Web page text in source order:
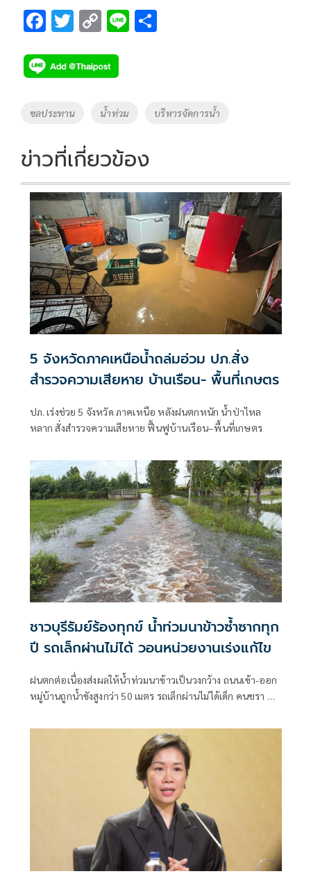
F
e
b
o
k
T
tt
er
C
p
y
Li
k
Li
Tags
ชลประทาน น้ำท่วม บริหารจัดการน้ำ
ข่าวที่เกี่ยวข้อง
5 จังหวัดภาคเหนือน้ำถล่มอ่วม ปภ.สั่ง
สำรวจความเสียหาย บ้านเรือน- พื้นที่เกษตร
ปภ. เร่งช่วย 5 จังหวัด ภาคเหนือ หลังฝนตกหนัก น้ำป่าไหล
หลาก สั่งสำรวจความเสียหาย ฟื้นฟูบ้านเรือน–พื้นที่เกษตร
ชาวบุรีรัมย์ร้องทุกข์ น้ำท่วมนาข้าวซ้ำซากทุก
ปี รถเล็กผ่านไม่ได้ วอนหน่วยงานเร่งแก้ไข
ฝนตกต่อเนื่องส่งผลให้น้ำท่วมนาข้าวเป็นวงกว้าง ถนนเข้า-ออก
หมู่บ้านถูกน้ำขังสูงกว่า 50 เมตร รถเล็กผ่านไม่ได้เด็ก คนชรา ผู้
หน่วยงานที่เกี่ยวข้องแก้ไข ขณะ อบต.เคยเสนอของบมาวาง
บล็อกคอนเวิร์สแก้ปัญหาระยะยาว แต่ถูกโยกไปที่อื่น เตรียม
หางบทำถนนให้สูงขึ้นบรรเทาความเดือดร้อน